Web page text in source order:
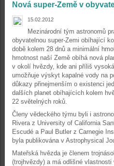
Nová super-Země v
15.02.2012
Mezinárodní tým astronomů
obyvatelnou super-Zemi obíhající
době kolem 28 dnů a minimální
hmotnost naší Země obíhá nová
v okolí hvězdy, kde ani příliš
umožňuje výskyt kapalné vody na
důkazy přinejmenším o existenci
dalších planet obíhajících kolem
22 světelných roků.
Členy vědeckého týmu byli i
Rivera z University of California
Escudé a Paul Butler z Carnegie
byla publikována v Astrophysical
Mateřská hvězda je členem
(trojhvězdy) a má odlišné